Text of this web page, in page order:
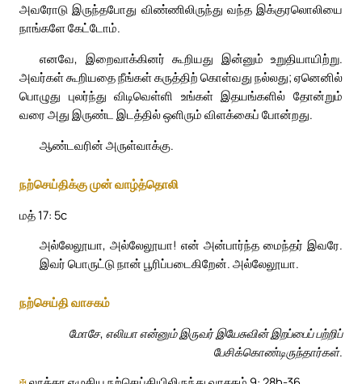
அவரோடு இருந்தபோது விண்ணிலிருந்து வந்த இக்குரலொலியை
நாங்களே கேட்டோம்.
எனவே, இறைவாக்கினர் கூறியது இன்னும் உறுதியாயிற்று.
அவர்கள் கூறியதை நீங்கள் கருத்திற் கொள்வது நல்லது; ஏனெனில்
பொழுது புலர்ந்து விடிவெள்ளி உங்கள் இதயங்களில் தோன்றும்
வரை அது இருண்ட இடத்தில் ஒளிரும் விளக்கைப் போன்றது.
ஆண்டவரின் அருள்வாக்கு.
நற்செய்திக்கு முன் வாழ்த்தொலி
மத் 17: 5c
அல்லேலூயா, அல்லேலூயா! என் அன்பார்ந்த மைந்தர் இவரே.
இவர் பொருட்டு நான் பூரிப்படைகிறேன். அல்லேலூயா.
நற்செய்தி வாசகம்
மோசே, எலியா என்னும் இருவர் இயேசுவின் இறப்பைப் பற்றிப்
பேசிக்கொண்டிருந்தார்கள்.